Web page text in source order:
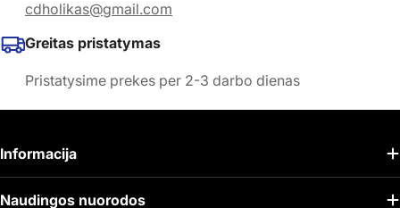
cdholikas@gmail.com
Greitas pristatymas
Pristatysime prekes per 2-3 darbo dienas
Informacija
Naudingos nuorodos